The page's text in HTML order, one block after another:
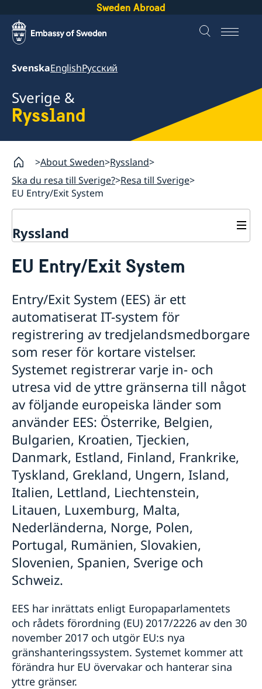
Sweden Abroad
SvenskaEnglishРусский
Sverige &
Ryssland
About Sweden Ryssland
Ska du resa till Sverige? Resa till Sverige
EU Entry/Exit System
Ryssland
Resa till Sverige
Söka visum
Så ansöker du
Visum för flera inresor
Dokument som krävs
Turistbesök - extra dokument
Besöka släkt och vänner - extra dokument
Affärsbesök - extra dokument
Sport, kultur och andra typer av besök - extra
dokument
Minderåriga - extra dokument
Medicinsk reseförsäkring
Uppehållstillstånd för besök (Besöka Sverige
längre tid än 90 dagar)
Basfakta
Så ansöker du
Nödvändiga dokument
Avgifter
Nationell visering
EU Entry/Exit System
Avgifter
Överklaga
Varning för nätbedrägerier
Vanligt förekommande frågor
Flytta till nära anhörig i Sverige
Så ansöker du om uppehållstillstånd
Nödvändiga dokument
Vanligt förekommande frågor
Studera i Sverige
Basfakta
Så ansöker du
Dokument som krävs
Avgifter
Vanligt förekommande frågor
Basfakta
Så ansöker du
Dokument som krävs
Avgifter
Vanligt förekommande frågor
Boka tid för intervju
UT cards
Hämta handlingar/dokument
Fullmakt
Införsel av djur till Sverige
EU Entry/Exit System
Entry/Exit System (EES) är ett
automatiserat IT-system för
registrering av tredjelandsmedborgare
som reser för kortare vistelser.
Systemet registrerar varje in- och
utresa vid de yttre gränserna till något
av följande europeiska länder som
använder EES: Österrike, Belgien,
Bulgarien, Kroatien, Tjeckien,
Danmark, Estland, Finland, Frankrike,
Tyskland, Grekland, Ungern, Island,
Italien, Lettland, Liechtenstein,
Litauen, Luxemburg, Malta,
Nederländerna, Norge, Polen,
Portugal, Rumänien, Slovakien,
Slovenien, Spanien, Sverige och
Schweiz.
EES har inrättats enligt Europaparlamentets
och rådets förordning (EU) 2017/2226 av den 30
november 2017 och utgör EU:s nya
gränshanteringssystem. Systemet kommer att
förändra hur EU övervakar och hanterar sina
yttre gränser.